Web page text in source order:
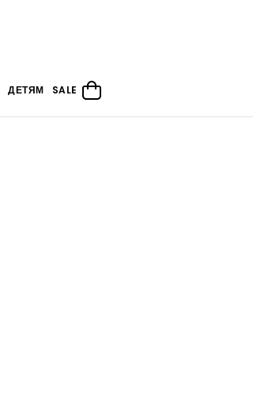
ДЕТЯМ SALE